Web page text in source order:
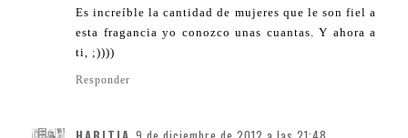
Es increíble la cantidad de mujeres que le son fiel a
esta fragancia yo conozco unas cuantas. Y ahora a
ti, ;))))
Responder